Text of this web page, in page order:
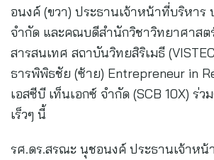
อนงค์ (ขวา) ประธานเจ้าหน้าที่บริหาร
จำกัด และคณบดีสำนักวิชาวิทยาศาสต
สารสนเทศ สถาบันวิทยสิริเมธี
ธารพิพิธชัย (ซ้าย) Entrepreneur in
เอสซีบี เท็นเอกซ์ จำกัด (SCB 10X) ร่ว
เร็วๆ นี้
รศ.ดร.สรณะ นุชอนงค์ ประธานเจ้าห